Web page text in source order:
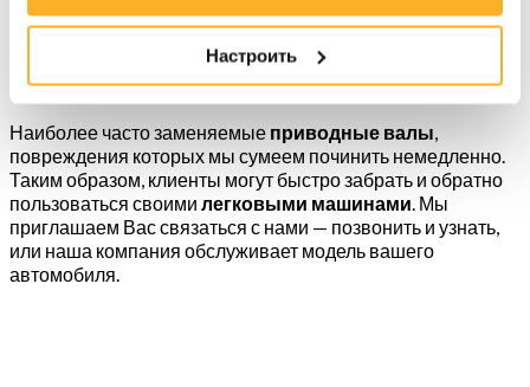
Настроить
Wały napędowe»Приводные валы для легковых
Наиболее часто заменяемые приводные валы,
повреждения которых мы сумеем починить немедленно.
Таким образом, клиенты могут быстро забрать и обратно
пользоваться своими легковыми машинами. Мы
приглашаем Вас связаться с нами — позвонить и узнать,
или наша компания обслуживает модель вашего
автомобиля.